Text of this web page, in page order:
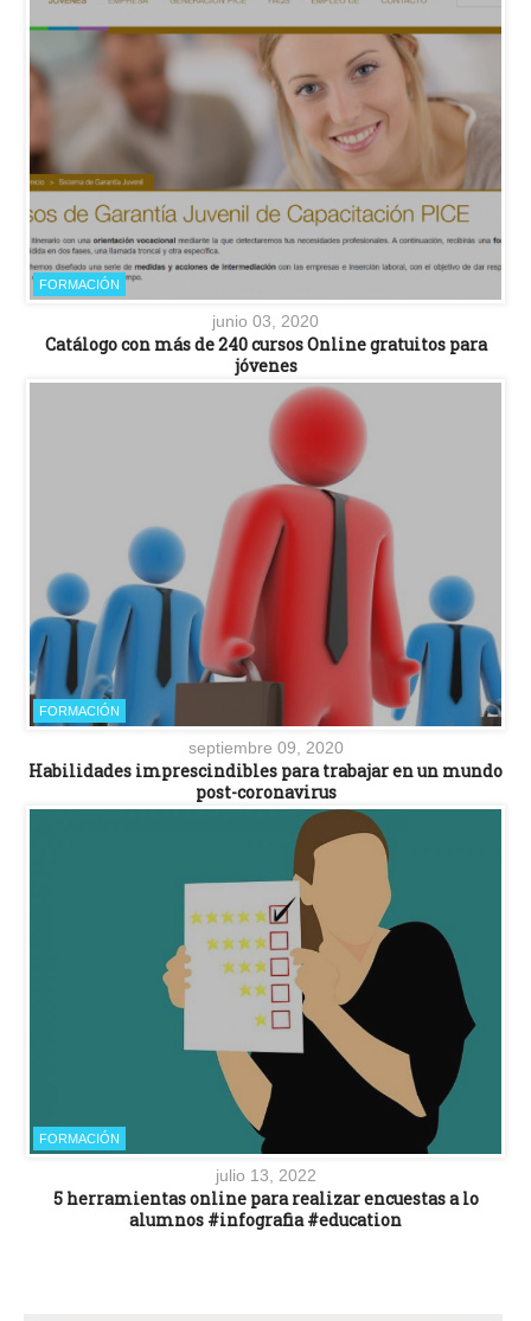
FORMACIÓN
junio 03, 2020
Catálogo con más de 240 cursos Online gratuitos para
jóvenes
FORMACIÓN
septiembre 09, 2020
Habilidades imprescindibles para trabajar en un mundo
post-coronavirus
FORMACIÓN
julio 13, 2022
5 herramientas online para realizar encuestas a lo
alumnos #infografia #education